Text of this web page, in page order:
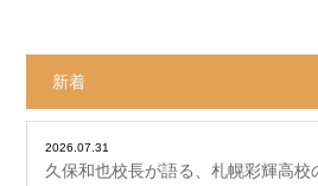
新着
2026.07.31
久保和也校長が語る、札幌彩輝高